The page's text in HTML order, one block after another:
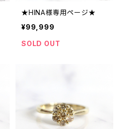
★HINA様専用ページ★
¥99,999
SOLD OUT